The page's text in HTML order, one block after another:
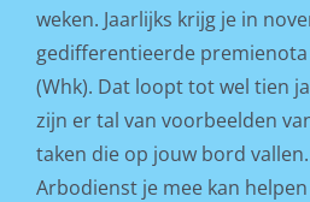
weken. Jaarlijks krijg je in
gedifferentieerde
(Whk). Dat loopt tot wel tien
zijn er tal van voorbeelden
taken die op jouw bord
Arbodienst je mee kan